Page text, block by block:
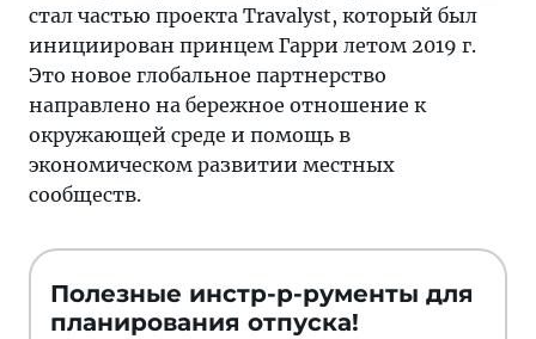
стал частью проекта Travalyst, который был
инициирован принцем Гарри летом 2019 г.
Это новое глобальное партнерство
направлено на бережное отношение к
окружающей среде и помощь в
экономическом развитии местных
сообществ.
Полезные инстр-р-рументы для
планирования отпуска!